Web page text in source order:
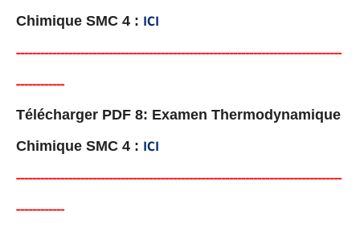
Chimique SMC 4 : ICI
---------------------------------------------------------------------------------
------------
Télécharger PDF 8: Examen Thermodynamique
Chimique SMC 4 : ICI
---------------------------------------------------------------------------------
------------